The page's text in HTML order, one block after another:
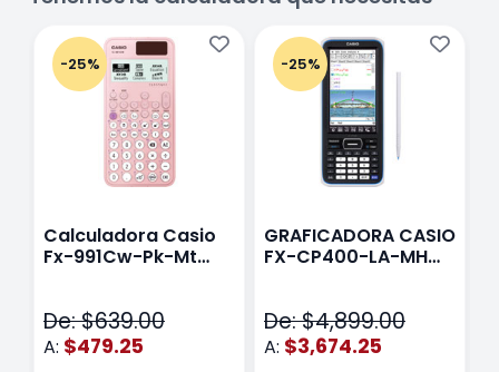
-25%
Calculadora Casio
Fx-991Cw-Pk-Mt
De: $639.00
A: $479.25
-25%
GRAFICADORA CASIO
FX-CP400-LA-MH
De: $4,899.00
A: $3,674.25